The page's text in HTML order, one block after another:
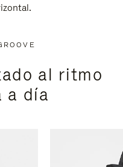
al ritmo
a día